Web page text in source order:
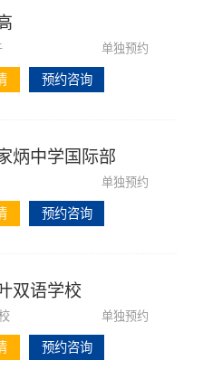
单独预约
预约咨询
炳中学国际部
单独预约
预约咨询
双语学校
单独预约
预约咨询